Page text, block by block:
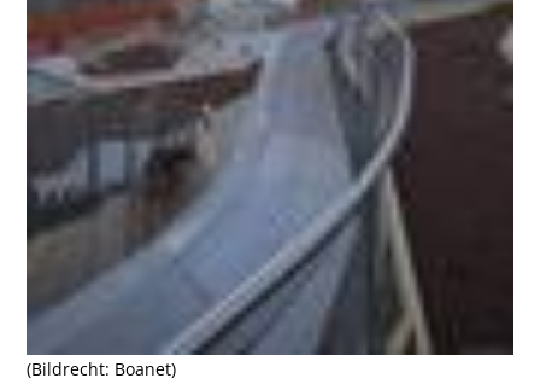
(Bildrecht: Boanet)